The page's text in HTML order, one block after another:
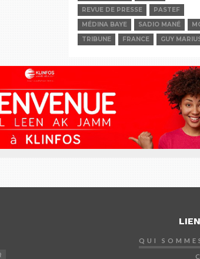
REVUE DE PRESSE
PASTEF
MÉDINA BAYE
SADIO MANÉ
TRIBUNE
FRANCE GUY
QUI